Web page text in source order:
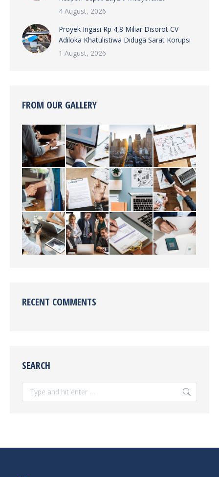
4 August, 2026
Proyek Irigasi Rp 4,8 Miliar Disorot CV
Adiloka Khatulistiwa Diduga Sarat Korupsi
1 August, 2026
FROM OUR GALLERY
RECENT COMMENTS
SEARCH
Search: